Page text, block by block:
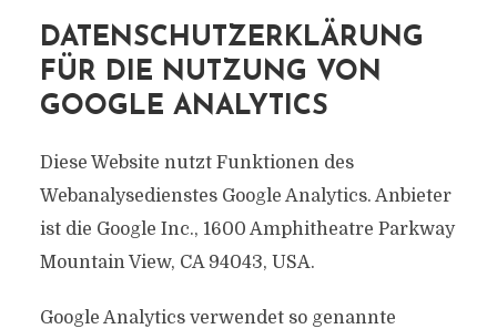
DATENSCHUTZERKLÄRUNG
FÜR DIE NUTZUNG VON
GOOGLE ANALYTICS
Diese Website nutzt Funktionen des
Webanalysedienstes Google Analytics. Anbieter
ist die Google Inc., 1600 Amphitheatre Parkway
Mountain View, CA 94043, USA.
Google Analytics verwendet so genannte